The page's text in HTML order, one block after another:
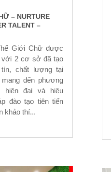
– NURTURE
TALENT –
Giới Chữ được
với 2 cơ sở đã tạo
chất lượng tại
đến phương
hiện đại và hiệu
đào tạo tiên tiến
khảo thí...